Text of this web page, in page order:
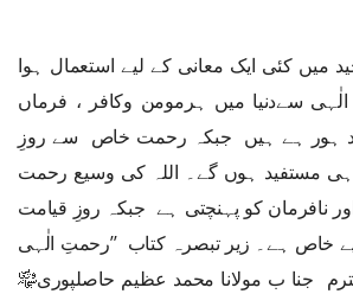
میں کئی ایک معانی کے لیے استعمال ہوا
سےدنیا میں ہرمومن وکافر ، فرماں
ہور ہے ہیں جبکہ رحمت خاص سے روزِ
مستفید ہوں گے۔ اللہ کی وسیع رحمت
اور نافرمان کو پہنچتی ہے جبکہ روزِ قیامت
خاص ہے۔ زیر تبصرہ کتاب ’’رحمتِ الٰہی
جنا ب مولانا محمد عظیم حاصلپوری﷾